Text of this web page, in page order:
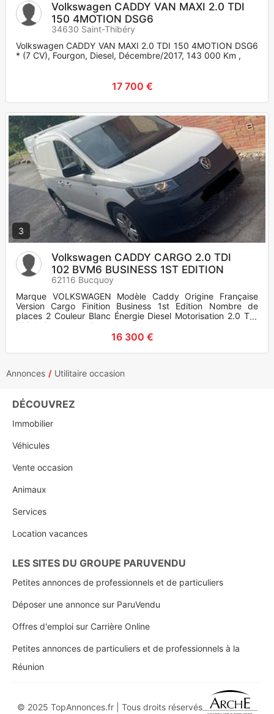
Volkswagen CADDY VAN MAXI 2.0 TDI
150 4MOTION DSG6
34630 Saint-Thibéry
Volkswagen CADDY VAN MAXI 2.0 TDI 150 4MOTION DSG6
* (7 CV), Fourgon, Diesel, Décembre/2017, 143 000 Km ,
17 700 €
3
Volkswagen CADDY CARGO 2.0 TDI
102 BVM6 BUSINESS 1ST EDITION
62116 Bucquoy
Marque VOLKSWAGEN Modèle Caddy Origine Française
Version Cargo Finition Business 1st Edition Nombre de
places 2 Couleur Blanc Énergie Diesel Motorisation 2.0 TDI
102ch Consommation
16 300 €
Annonces Utilitaire occasion
DÉCOUVREZ
Immobilier
Véhicules
Vente occasion
Animaux
Services
Location vacances
LES SITES DU GROUPE PARUVENDU
Petites annonces de professionnels et de particuliers
Déposer une annonce sur ParuVendu
Offres d'emploi sur Carrière Online
Petites annonces de particuliers et de professionnels à la
Réunion
© 2025 TopAnnonces.fr | Tous droits réservés